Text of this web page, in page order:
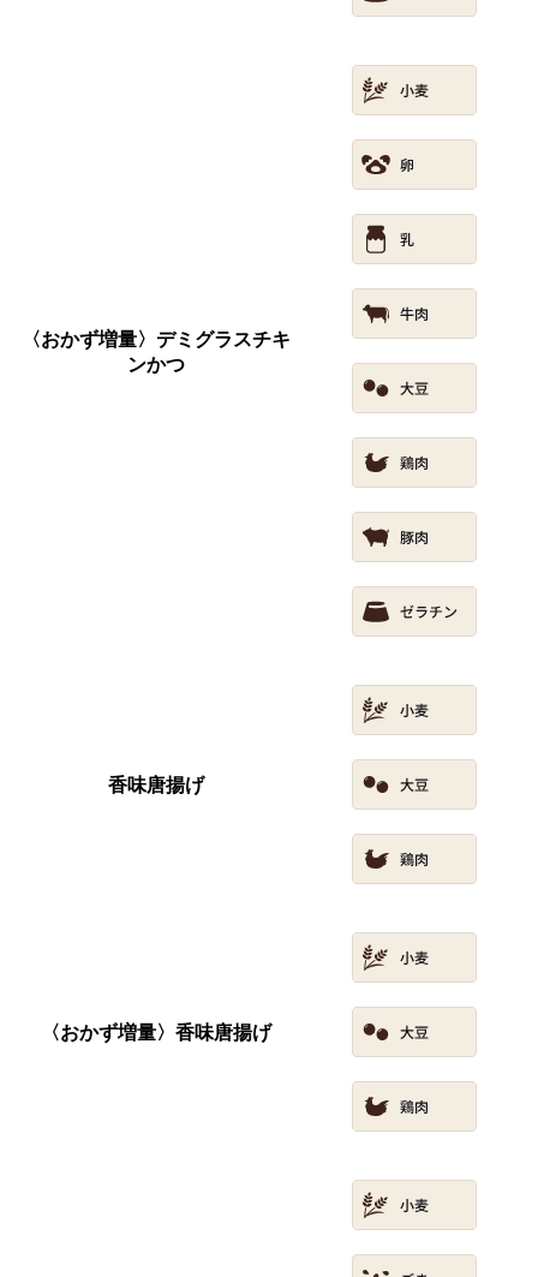
〈おかず増量〉デミグラスチキ
ンかつ
香味唐揚げ
〈おかず増量〉香味唐揚げ